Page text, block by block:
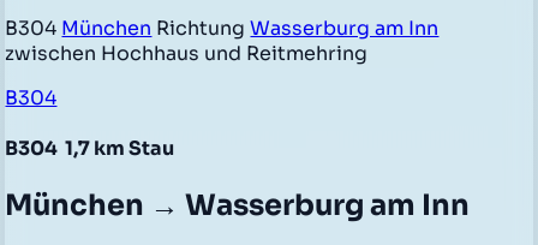
B304 München RichtungWasserburg am Inn
zwischen Hochhaus und Reitmehring
B304
B304 1,7 km Stau
München → Wasserburg am Inn